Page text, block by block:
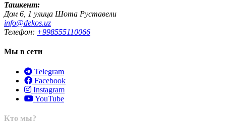
Ташкент:
Дом 6, 1 улица Шота Руставели
info@dekos.uz
Телефон: +998555110066
Мы в сети
Telegram
Facebook
Instagram
YouTube
Кто мы?